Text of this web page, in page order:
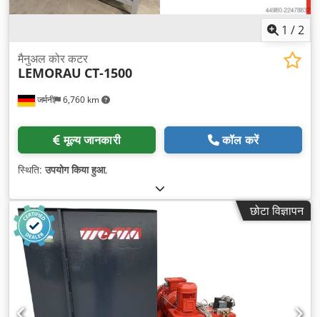
1 /2
जर्मनी 6,760 km
मैनुअल कोर कटर
LEMORAU CT-1500
मूल्य जानकारी कॉल करें
स्थिति:उपयोग किया हुआ,
छोटा विज्ञापन